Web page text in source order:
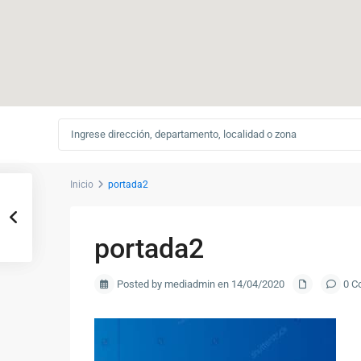
Inicio portada2
portada2
Posted by mediadmin en 14/04/2020 0